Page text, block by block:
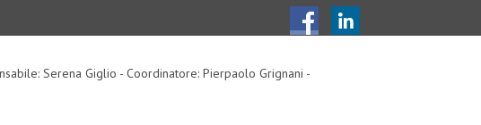
Serena Giglio - Coordinatore: Pierpaolo Grignani -